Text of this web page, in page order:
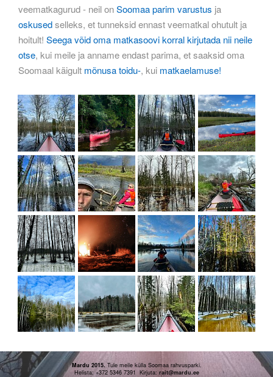
veematkagurud - neil onSoomaa parim varustus ja
oskusedselleks, et tunneksid ennast veematkal ohutult ja
hoitult! Seega võid oma matkasoovi korral kirjutada nii neile
otse, kui meile ja anname endast parima, et saaksid oma
Soomaal käigult mõnusa toidu-, kui matkaelamuse!
Mardu 2015. Tule meile külla Soomaa rahvusparki.
Helista: +372 5346 7391 Kirjuta: rait@mardu.ee